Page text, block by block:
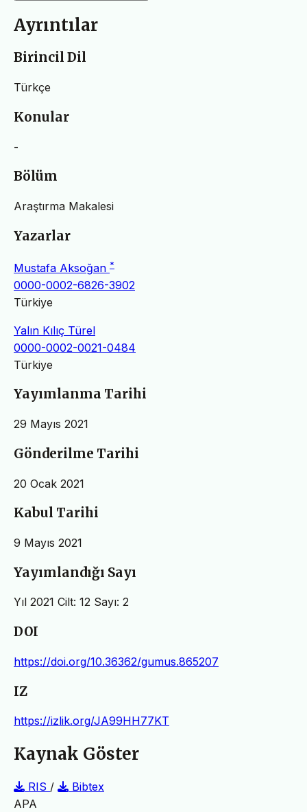
Ayrıntılar
Birincil Dil
Türkçe
Konular
-
Bölüm
Araştırma Makalesi
Yazarlar
Mustafa Aksoğan *
0000-0002-6826-3902
Türkiye
Yalın Kılıç Türel
0000-0002-0021-0484
Türkiye
Yayımlanma Tarihi
29 Mayıs 2021
Gönderilme Tarihi
20 Ocak 2021
Kabul Tarihi
9 Mayıs 2021
Yayımlandığı Sayı
Yıl 2021 Cilt: 12 Sayı: 2
DOI
https://doi.org/10.36362/gumus.865207
IZ
https://izlik.org/JA99HH77KT
Kaynak Göster
RIS /
Bibtex
APA